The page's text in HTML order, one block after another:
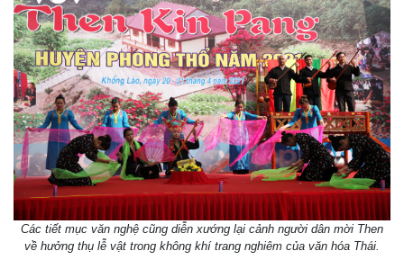
Các tiết mục văn nghệ cũng diễn xướng lại cảnh người dân mời Then
về hưởng thụ lễ vật trong không khí trang nghiêm của văn hóa Thái.